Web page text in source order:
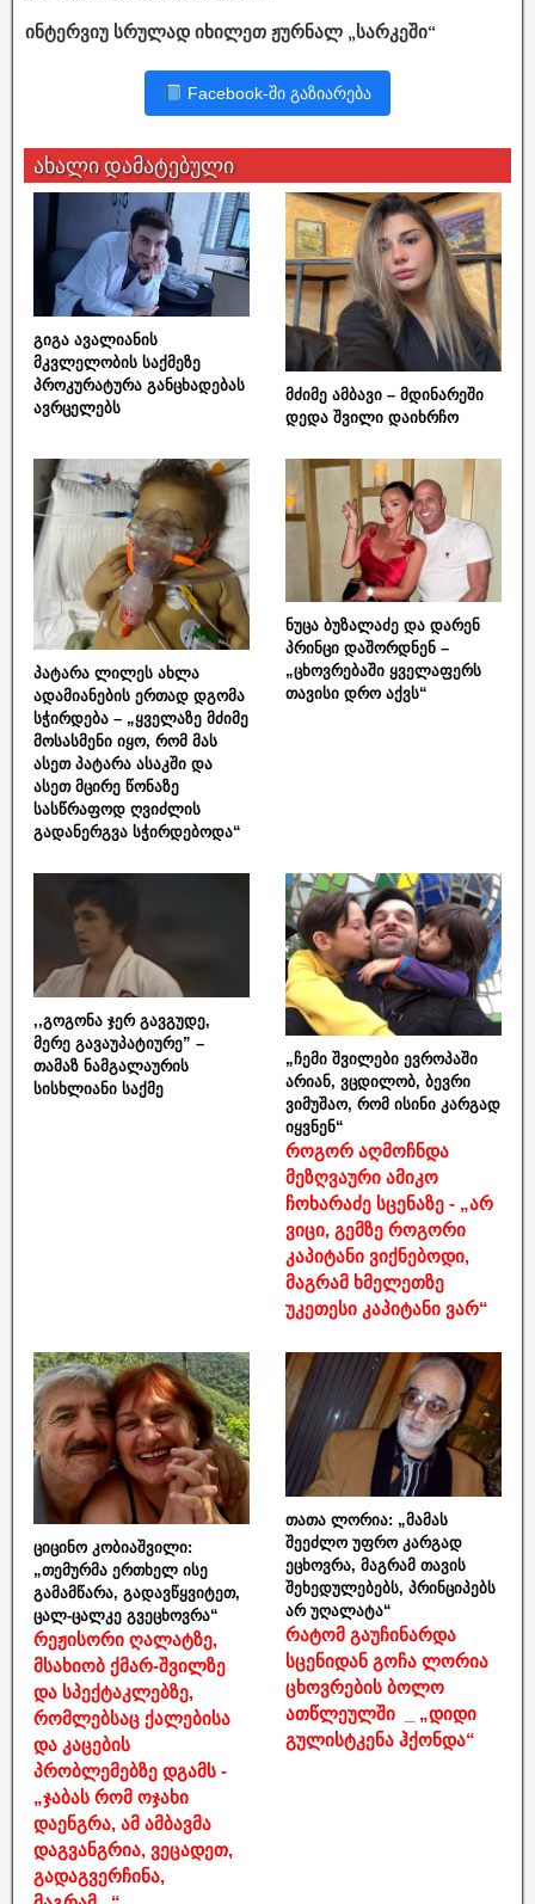
ინტერვიუ სრულად იხილეთ ჟურნალ „სარკეში“
Facebook-ში გაზიარება
ახალი დამატებული
გიგა ავალიანის
მკვლელობის საქმეზე
პროკურატურა განცხადებას
ავრცელებს
მძიმე ამბავი – მდინარეში
დედა შვილი დაიხრჩო
პატარა ლილეს ახლა
ადამიანების ერთად დგომა
სჭირდება – „ყველაზე მძიმე
მოსასმენი იყო, რომ მას
ასეთ პატარა ასაკში და
ასეთ მცირე წონაზე
სასწრაფოდ ღვიძლის
გადანერგვა სჭირდებოდა“
ნუცა ბუზალაძე და დარენ
პრინცი დაშორდნენ –
„ცხოვრებაში ყველაფერს
თავისი დრო აქვს“
,,გოგონა ჯერ გავგუდე,
მერე გავაუპატიურე” –
თამაზ ნამგალაურის
სისხლიანი საქმე
„ჩემი შვილები ევროპაში
არიან, ვცდილობ, ბევრი
ვიმუშაო, რომ ისინი კარგად
იყვნენ“
როგორ აღმოჩნდა
მეზღვაური ამიკო
ჩოხარაძე სცენაზე - „არ
ვიცი, გემზე როგორი
კაპიტანი ვიქნებოდი,
მაგრამ ხმელეთზე
უკეთესი კაპიტანი ვარ“
ციცინო კობიაშვილი:
„თემურმა ერთხელ ისე
გამამწარა, გადავწყვიტეთ,
ცალ-ცალკე გვეცხოვრა“
რეჟისორი ღალატზე,
მსახიობ ქმარ-შვილზე
და სპექტაკლებზე,
რომლებსაც ქალებისა
და კაცების
პრობლემებზე დგამს -
„ჯაბას რომ ოჯახი
დაენგრა, ამ ამბავმა
დაგვანგრია, ვეცადეთ,
გადაგვერჩინა,
თათა ლორია: „მამას
შეეძლო უფრო კარგად
ეცხოვრა, მაგრამ თავის
შეხედულებებს, პრინციპებს
არ უღალატა“
რატომ გაუჩინარდა
სცენიდან გოჩა ლორია
ცხოვრების ბოლო
ათწლეულში _ „დიდი
გულისტკენა ჰქონდა“